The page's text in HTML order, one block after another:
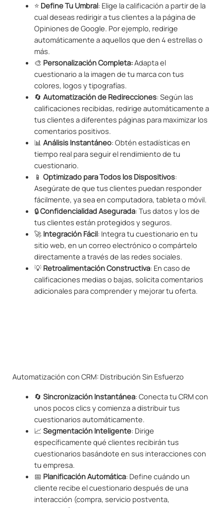
⭐ Define Tu Umbral: Elige la calificación a partir de la
cual deseas redirigir a tus clientes a la página de
Opiniones de Google. Por ejemplo, redirige
automáticamente a aquellos que den 4 estrellas o
más.
🎨 Personalización Completa:Adapta el
cuestionario a la imagen de tu marca con tus
colores, logos y tipografías.
🔄 Automatización de Redirecciones: Según las
calificaciones recibidas, redirige automáticamente a
tus clientes a diferentes páginas para maximizar los
comentarios positivos.
📊 Análisis Instantáneo: Obtén estadísticas en
tiempo real para seguir el rendimiento de tu
cuestionario.
📱 Optimizado para Todos los Dispositivos:
Asegúrate de que tus clientes puedan responder
fácilmente, ya sea en computadora, tableta o móvil.
🔒Confidencialidad Asegurada: Tus datos y los de
tus clientes están protegidos y seguros.
🚀 Integración Fácil: Integra tu cuestionario en tu
sitio web, en un correo electrónico o compártelo
directamente a través de las redes sociales.
💡 Retroalimentación Constructiva: En caso de
calificaciones medias o bajas, solicita comentarios
adicionales para comprender y mejorar tu oferta.
Automatización con CRM: Distribución Sin Esfuerzo
🔄 Sincronización Instantánea: Conecta tu CRM con
unos pocos clics y comienza a distribuir tus
cuestionarios automáticamente.
📈 Segmentación Inteligente: Dirige
específicamente qué clientes recibirán tus
cuestionarios basándote en sus interacciones con
tu empresa.
📅 Planificación Automática: Define cuándo un
cliente recibe el cuestionario después de una
interacción (compra, servicio postventa,